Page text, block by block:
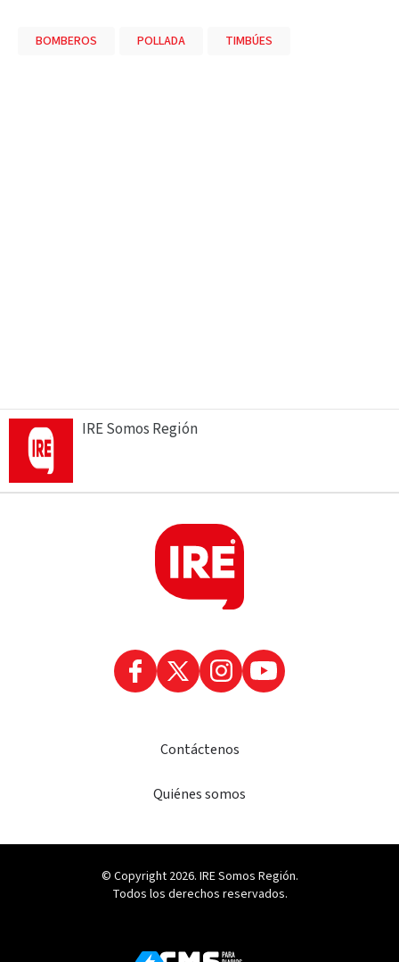
BOMBEROS POLLADA TIMBÚES
IRE Somos Región
Contáctenos
Quiénes somos
© Copyright 2026. IRE Somos Región.
Todos los derechos reservados.